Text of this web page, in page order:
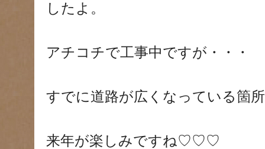
したよ。
アチコチで工事中ですが・・・
すでに道路が広くなっている箇
来年が楽しみですね♡♡♡